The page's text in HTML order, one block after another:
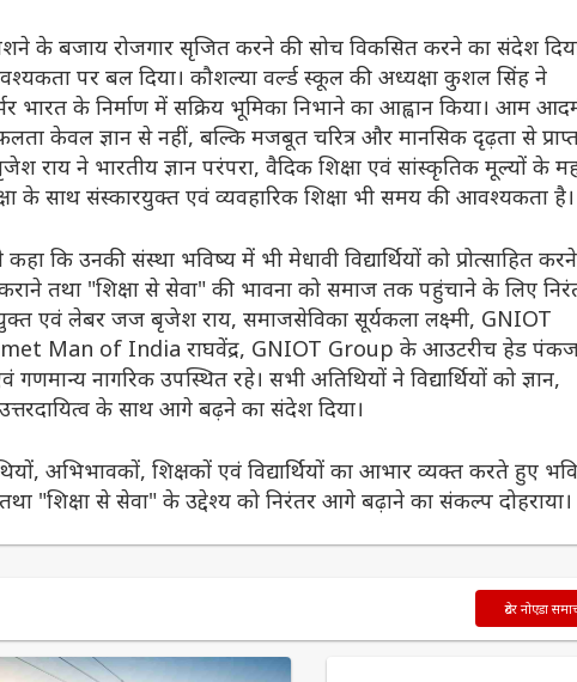
के बजाय रोजगार सृजित करने की सोच विकसित करने का संदेश
पर बल दिया। कौशल्या वर्ल्ड स्कूल की अध्यक्षा कुशल सिंह ने
भारत के निर्माण में सक्रिय भूमिका निभाने का आह्वान किया। आम
केवल ज्ञान से नहीं, बल्कि मजबूत चरित्र और मानसिक दृढ़ता से
राय ने भारतीय ज्ञान परंपरा, वैदिक शिक्षा एवं सांस्कृतिक मूल्यों के
के साथ संस्कारयुक्त एवं व्यवहारिक शिक्षा भी समय की आवश्यकता है।
कि उनकी संस्था भविष्य में भी मेधावी विद्यार्थियों को प्रोत्साहित
तथा "शिक्षा से सेवा" की भावना को समाज तक पहुंचाने के लिए
एवं लेबर जज बृजेश राय, समाजसेविका सूर्यकला लक्ष्मी, GNIOT
Man of India राघवेंद्र, GNIOT Group के आउटरीच हेड
नागरिक उपस्थित रहे। सभी अतिथियों ने विद्यार्थियों को ज्ञान,
के साथ आगे बढ़ने का संदेश दिया।
अभिभावकों, शिक्षकों एवं विद्यार्थियों का आभार व्यक्त करते हुए
तथा "शिक्षा से सेवा" के उद्देश्य को निरंतर आगे बढ़ाने का संकल्प दोहराया।
ग्रेटर नोएडा